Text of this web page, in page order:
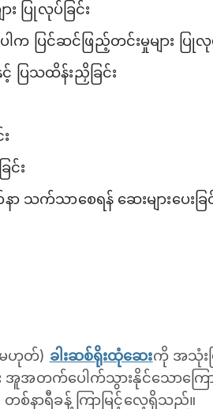
ပြုလုပ်ခြင်း
က ပြင်ဆင်ဖြည့်တင်းမှုများ ပြုလု
ပြသထိန်းညှိခြင်း
င်း
သက်သာစေရန် ဆေးများပေးခြ
ဟုတ်) ခါးဆစ်ရိုးထုံဆေးကို အသုံး
း အူအတက်ပေါက်သွားနိုင်သောက
နာရီခန့် ကြာမြင့်လေ့ရှိသည်။